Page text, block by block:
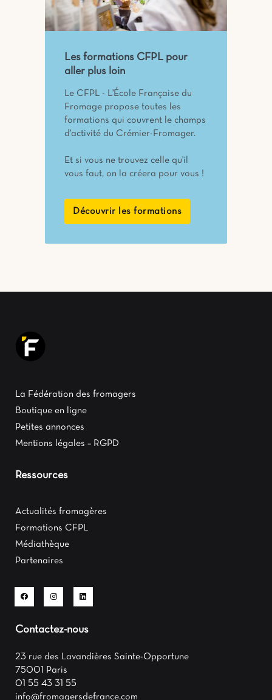
Les formations CFPL pour
aller plus loin
Le CFPL - L'École Française du
Fromage propose toutes les
formations qui couvrent le champs
d'activité du Crémier-Fromager.
Et si vous ne trouvez celle qu'il
vous faut, on la créera pour vous !
Découvrir les formations
La Fédération des fromagers
Boutique en ligne
Petites annonces
Mentions légales – RGPD
Ressources
Actualités fromagères
Formations CFPL
Médiathèque
Partenaires
Contactez-nous
23 rue des Lavandières Sainte-Opportune
75001 Paris
01 55 43 31 55
info@fromagersdefrance.com